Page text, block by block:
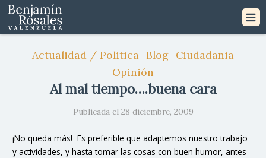
Actualidad / Politica Blog Ciudadania
Opinión
Al mal tiempo….buena cara
Publicada el 28 diciembre, 2009
¡No queda más! Es preferible que adaptemos nuestro trabajo
y actividades, y hasta tomar las cosas con buen humor, antes